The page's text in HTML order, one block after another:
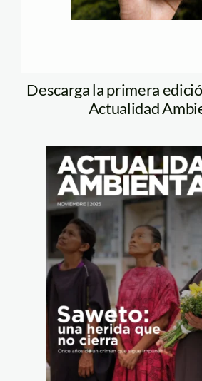
Descarga la primera
Actualidad